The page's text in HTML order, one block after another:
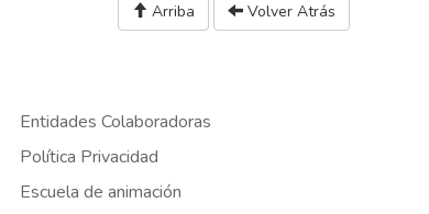
Arriba
Volver Atrás
Entidades Colaboradoras
Política Privacidad
Escuela de animación